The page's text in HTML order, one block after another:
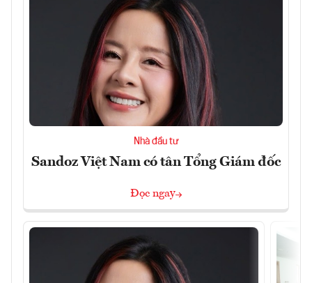
Nhà đầu tư
Sandoz Việt Nam có tân Tổng Giám đốc
Đọc ngay